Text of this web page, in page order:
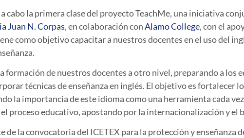
cabo la primera clase del proyectoTeachMe, una iniciativa
Juan N. Corpas, en colaboración conAlamo College, con el
como objetivo capacitar a nuestros docentes en el uso del
formación de nuestros docentes a otro nivel, preparando a los
técnicas de enseñanza en inglés. El objetivo es fortalecer
la importancia de este idioma como una herramienta cada
proceso educativo, apostando por la internacionalización y el
de la convocatoria del ICETEX para la protección y enseñanza